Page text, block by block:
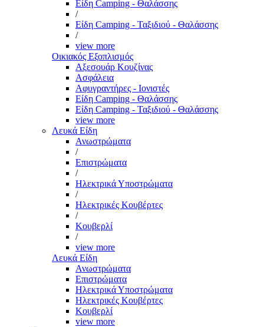
Είδη Camping - Θαλάσσης
/
Είδη Camping - Ταξιδιού - Θαλάσσης
/
view more
Οικιακός Εξοπλισμός
Αξεσουάρ Κουζίνας
Ασφάλεια
Αφυγραντήρες - Ιονιστές
Είδη Camping - Θαλάσσης
Είδη Camping - Ταξιδιού - Θαλάσσης
view more
Λευκά Είδη
Ανωστρώματα
/
Επιστρώματα
/
Ηλεκτρικά Υποστρώματα
/
Ηλεκτρικές Κουβέρτες
/
Κουβερλί
/
view more
Λευκά Είδη
Ανωστρώματα
Επιστρώματα
Ηλεκτρικά Υποστρώματα
Ηλεκτρικές Κουβέρτες
Κουβερλί
view more